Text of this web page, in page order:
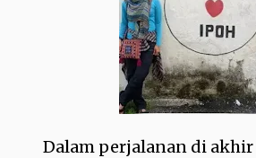
Dalam perjalanan di